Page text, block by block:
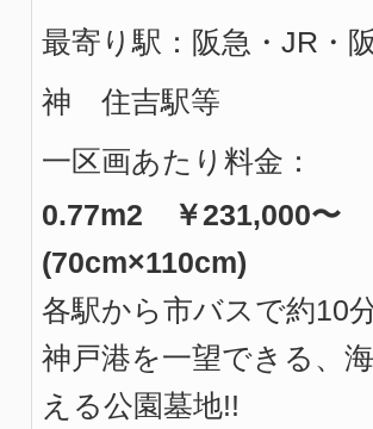
最寄り駅：阪急・JR・
神 住吉駅等
一区画あたり料金：
0.77m2 ￥231,000〜
(70cm×110cm)
各駅から市バスで約10
神戸港を一望できる、
える公園墓地!!